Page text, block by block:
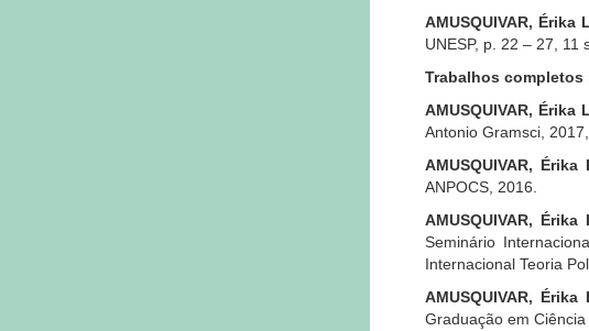
AMUSQUIVAR, Érika L
UNESP, p. 22 – 27, 11
Trabalhos
AMUSQUIVAR, Érika
Antonio Gramsci,
AMUSQUIVAR, Érika
ANPOCS, 2016.
AMUSQUIVAR, Érika
Seminário
Internacional Teoria
AMUSQUIVAR, Érika
Graduação em